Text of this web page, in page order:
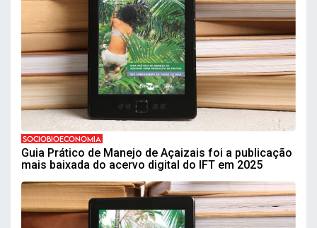
SOCIOBIOECONOMIA
Guia Prático de Manejo de Açaizais foi a publicação
mais baixada do acervo digital do IFT em 2025